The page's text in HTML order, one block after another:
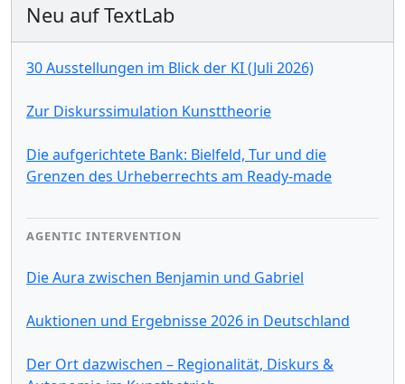
Neu auf TextLab
30 Ausstellungen im Blick der KI (Juli 2026)
Zur Diskurssimulation Kunsttheorie
Die aufgerichtete Bank: Bielfeld, Tur und die
Grenzen des Urheberrechts am Ready-made
AGENTIC INTERVENTION
Die Aura zwischen Benjamin und Gabriel
Auktionen und Ergebnisse 2026 in Deutschland
Der Ort dazwischen – Regionalität, Diskurs &